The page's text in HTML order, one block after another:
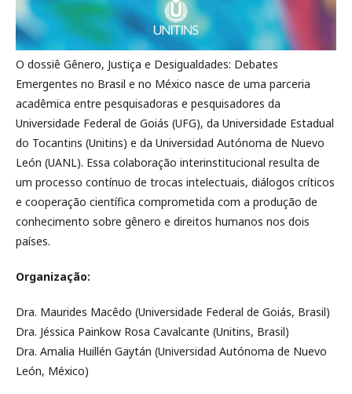
O dossiê Gênero, Justiça e Desigualdades: Debates
Emergentes no Brasil e no México nasce de uma parceria
acadêmica entre pesquisadoras e pesquisadores da
Universidade Federal de Goiás (UFG), da Universidade Estadual
do Tocantins (Unitins) e da Universidad Autónoma de Nuevo
León (UANL). Essa colaboração interinstitucional resulta de
um processo contínuo de trocas intelectuais, diálogos críticos
e cooperação científica comprometida com a produção de
conhecimento sobre gênero e direitos humanos nos dois
países.
Organização:
Dra. Maurides Macêdo (Universidade Federal de Goiás, Brasil)
Dra. Jéssica Painkow Rosa Cavalcante (Unitins, Brasil)
Dra. Amalia Huillén Gaytán (Universidad Autónoma de Nuevo
León, México)